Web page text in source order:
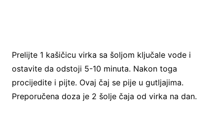
Prelijte 1 kašičicu virka sa šoljom ključale vode i
ostavite da odstoji 5-10 minuta. Nakon toga
procijedite i pijte. Ovaj čaj se pije u gutljajima.
Preporučena doza je 2 šolje čaja od virka na dan.